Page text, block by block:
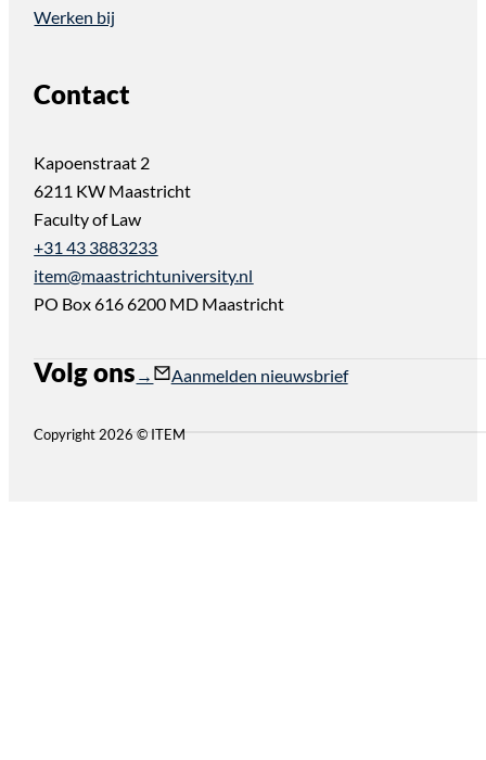
Werken bij
Contact
Kapoenstraat 2
6211 KW Maastricht
Faculty of Law
+31 43 3883233
item@maastrichtuniversity.nl
PO Box 616 6200 MD Maastricht
Volg ons Follow us on Instagram
Follow us on YouTube
Aanmelden nieuwsbrief
Copyright 2026 © ITEM